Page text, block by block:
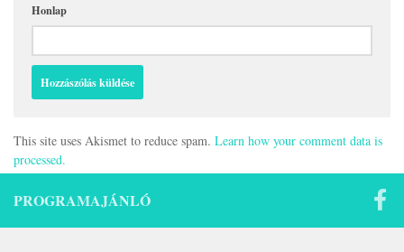
Honlap
This site uses Akismet to reduce spam. Learn how your comment data is
processed.
PROGRAMAJÁNLÓ